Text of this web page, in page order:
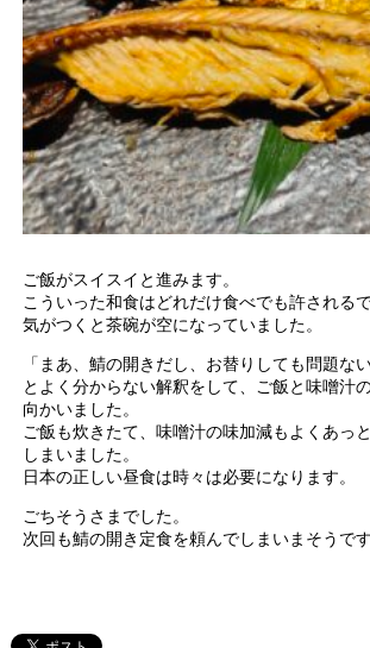
ご飯がスイスイと進みます。
こういった和食はどれだけ食べでも許されるで
気がつくと茶碗が空になっていました。
「まあ、鯖の開きだし、お替りしても問題な
とよく分からない解釈をして、ご飯と味噌汁
向かいました。
ご飯も炊きたて、味噌汁の味加減もよくあっ
しまいました。
日本の正しい昼食は時々は必要になります。
ごちそうさまでした。
次回も鯖の開き定食を頼んでしまいまそうです